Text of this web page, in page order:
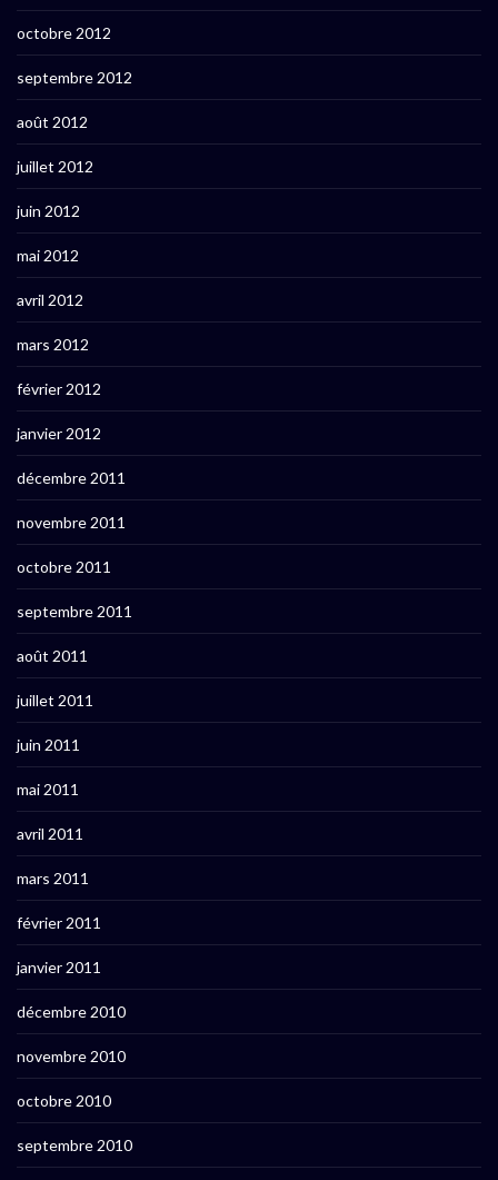
octobre 2012
septembre 2012
août 2012
juillet 2012
juin 2012
mai 2012
avril 2012
mars 2012
février 2012
janvier 2012
décembre 2011
novembre 2011
octobre 2011
septembre 2011
août 2011
juillet 2011
juin 2011
mai 2011
avril 2011
mars 2011
février 2011
janvier 2011
décembre 2010
novembre 2010
octobre 2010
septembre 2010